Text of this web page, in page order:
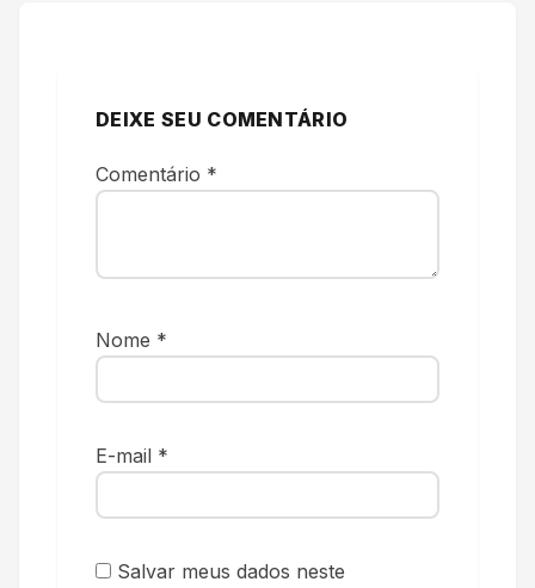
DEIXE SEU COMENTÁRIO
Comentário *
Nome *
E-mail *
Salvar meus dados neste